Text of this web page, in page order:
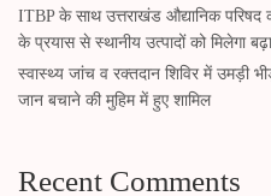
ITBP के साथ उत्तराखंड औद्यानिक
के प्रयास से स्थानीय उत्पादों को मिलेगा
स्वास्थ्य जांच व रक्तदान शिविर में उमड़ी
जान बचाने की मुहिम में हुए शामिल
Recent Comments